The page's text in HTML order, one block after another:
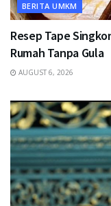
BERITA UMKM
Resep Tape
Rumah Tanpa Gula
AUGUST 6, 2026